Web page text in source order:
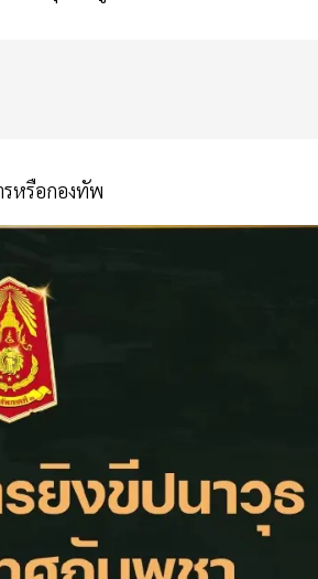
รหรือกองทัพ